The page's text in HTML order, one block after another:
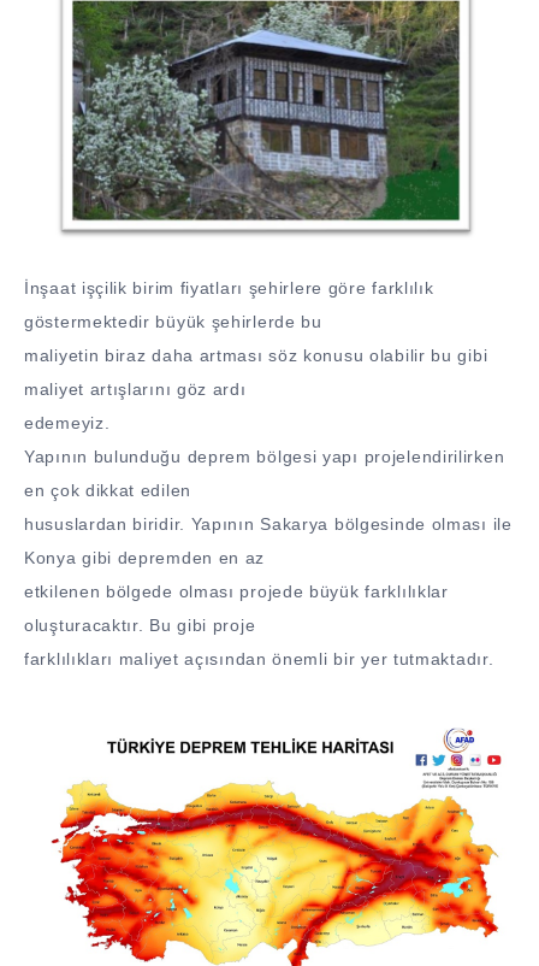
İnşaat işçilik birim fiyatları şehirlere göre farklılık
göstermektedir büyük şehirlerde bu
maliyetin biraz daha artması söz konusu olabilir bu gibi
maliyet artışlarını göz ardı
edemeyiz.
Yapının bulunduğu deprem bölgesi yapı projelendirilirken
en çok dikkat edilen
hususlardan biridir. Yapının Sakarya bölgesinde olması ile
Konya gibi depremden en az
etkilenen bölgede olması projede büyük farklılıklar
oluşturacaktır. Bu gibi proje
farklılıkları maliyet açısından önemli bir yer tutmaktadır.